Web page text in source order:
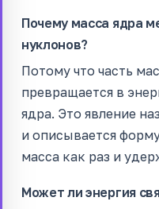
Почему масса ядра
нуклонов?
Потому что часть
превращается в
ядра. Это явление
и описывается
масса как раз и
Может ли энергия